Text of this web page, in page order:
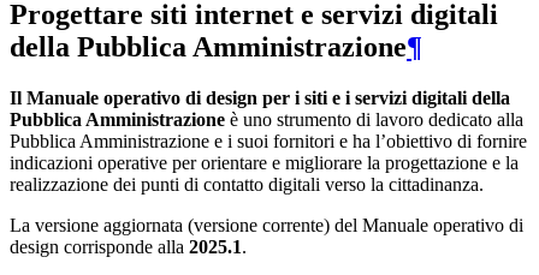
Progettare siti internet e servizi digitali
della Pubblica Amministrazione¶
Il Manuale operativo di design per i siti e i servizi digitali della
Pubblica Amministrazione è uno strumento di lavoro dedicato alla
Pubblica Amministrazione e i suoi fornitori e ha l’obiettivo di fornire
indicazioni operative per orientare e migliorare la progettazione e la
realizzazione dei punti di contatto digitali verso la cittadinanza.
La versione aggiornata (versione corrente) del Manuale operativo di
design corrisponde alla 2025.1.